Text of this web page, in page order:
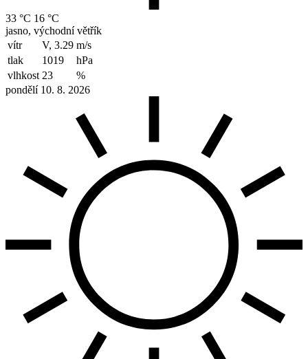
33 °C 16 °C
jasno, východní větřík
vítr
V, 3.29 m/s
tlak
1019
hPa
vlhkost 23
%
pondělí 10. 8. 2026